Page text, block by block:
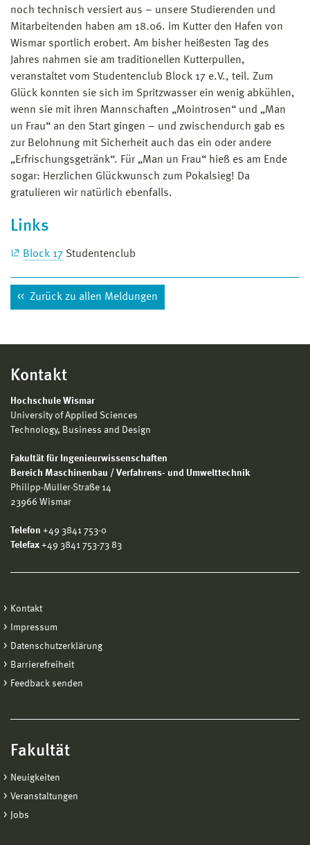
noch technisch versiert aus – unsere Studierenden und
Mitarbeitenden haben am 18.06. im Kutter den Hafen von
Wismar sportlich erobert. Am bisher heißesten Tag des
Jahres nahmen sie am traditionellen Kutterpullen,
veranstaltet vom Studentenclub Block 17 e.V., teil. Zum
Glück konnten sie sich im Spritzwasser ein wenig abkühlen,
wenn sie mit ihren Mannschaften „Mointrosen“ und „Man
un Frau“ an den Start gingen – und zwischendurch gab es
zur Belohnung mit Sicherheit auch das ein oder andere
„Erfrischungsgetränk“. Für „Man un Frau“ hieß es am Ende
sogar: Herzlichen Glückwunsch zum Pokalsieg! Da
gratulieren wir natürlich ebenfalls.
Links
Block 17 Studentenclub
Zurück zu allen Meldungen
Kontakt
Hochschule Wismar
University of Applied Sciences
Technology, Business and Design
Fakultät für Ingenieurwissenschaften
Bereich Maschinenbau / Verfahrens- und Umwelttechnik
Philipp-Müller-Straße 14
23966 Wismar
Telefon +49 3841 753-0
Telefax +49 3841 753-73 83
Kontakt
Impressum
Datenschutzerklärung
Barrierefreiheit
Feedback senden
Fakultät
Neuigkeiten
Veranstaltungen
Jobs